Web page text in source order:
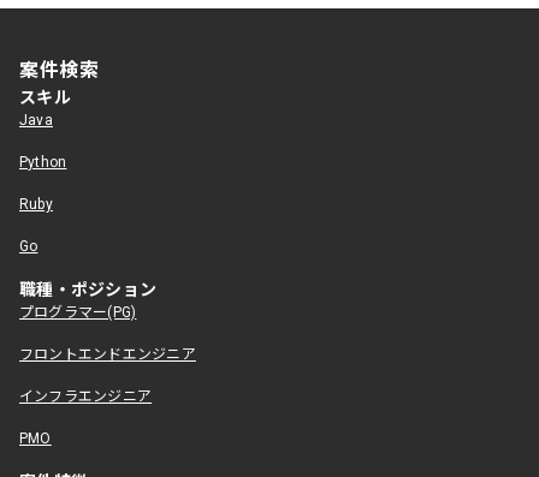
案件検索
スキル
Java
Python
Ruby
Go
職種・ポジション
プログラマー(PG)
フロントエンドエンジニア
インフラエンジニア
PMO